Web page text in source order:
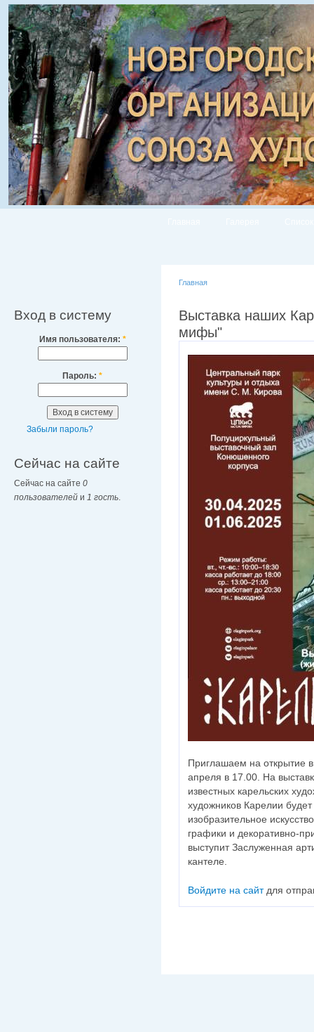
Вход в систему
Имя пользователя: *
Пароль: *
Забыли пароль?
Сейчас на сайте
Сейчас на сайте 0
пользователей и 1 гость
Главная
Выставка наших
мифы"
Приглашаем на
апреля в 17.00. На
известных карельских
художников Карелии
изобразительное
графики и декоративно-
выступит Заслуженная
кантеле.
Войдите на сайтдля